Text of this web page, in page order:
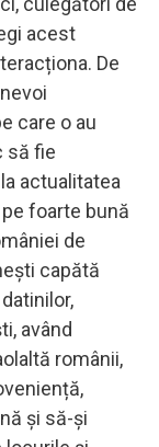
acest
De
care o au
să fie
actualitatea
foarte bună
de
capătă
având
românii,
și să-și